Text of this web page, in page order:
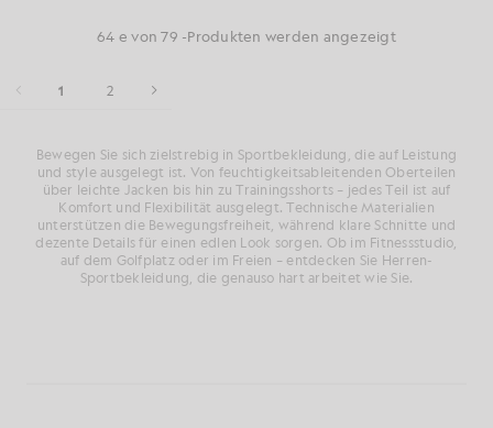
64 e von 79 -Produkten werden angezeigt
1 2
Bewegen Sie sich zielstrebig in Sportbekleidung, die auf Leistung
und style ausgelegt ist. Von feuchtigkeitsableitenden Oberteilen
über leichte Jacken bis hin zu Trainingsshorts – jedes Teil ist auf
Komfort und Flexibilität ausgelegt. Technische Materialien
unterstützen die Bewegungsfreiheit, während klare Schnitte und
dezente Details für einen edlen Look sorgen. Ob im Fitnessstudio,
auf dem Golfplatz oder im Freien – entdecken Sie Herren-
Sportbekleidung, die genauso hart arbeitet wie Sie.